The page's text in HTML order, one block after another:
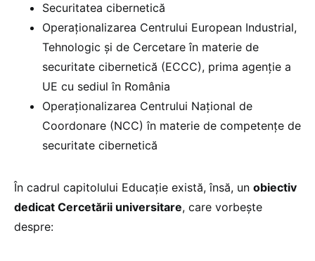
Securitatea cibernetică
Operaționalizarea Centrului European Industrial,
Tehnologic și de Cercetare în materie de
securitate cibernetică (ECCC), prima agenție a
UE cu sediul în România
Operaționalizarea Centrului Național de
Coordonare (NCC) în materie de competențe de
securitate cibernetică
În cadrul capitolului Educație există, însă, un obiectiv
dedicat Cercetării universitare, care vorbește
despre: